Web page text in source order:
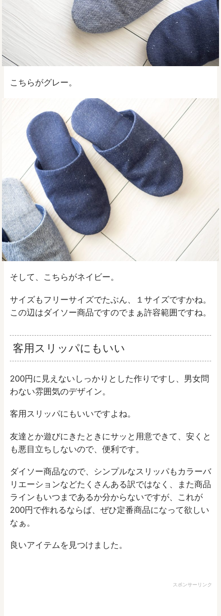
こちらがグレー。
そして、こちらがネイビー。
サイズもフリーサイズでたぶん、１サイズですかね。
この辺はダイソー商品ですのでまぁ許容範囲ですね。
客用スリッパにもいい
200円に見えないしっかりとした作りですし、男女問
わない雰囲気のデザイン。
客用スリッパにもいいですよね。
友達とか遊びにきたときにサッと用意できて、安くと
も悪目立ちしないので、便利です。
ダイソー商品なので、シンプルなスリッパもカラーバ
リエーションなどたくさんある訳ではなく、また商品
ラインもいつまであるか分からないですが、これが
200円で作れるならば、ぜひ定番商品になって欲しい
なぁ。
良いアイテムを見つけました。
スポンサーリンク